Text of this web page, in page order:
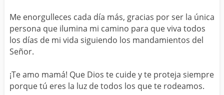
ALGUIEN ESPECIAL
PRIMO
Me enorgulleces cada día más, gracias por ser la única
persona que ilumina mi camino para que viva todos
los días de mi vida siguiendo los mandamientos del
Señor.
¡Te amo mamá! Que Dios te cuide y te proteja siempre
porque tú eres la luz de todos los que te rodeamos.